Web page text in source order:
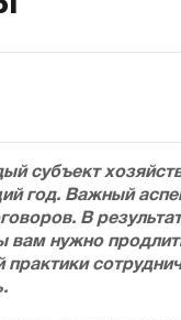
субъект
год. Важный
В
вам нужно
практики